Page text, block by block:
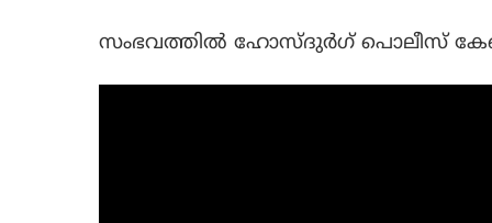
സംഭവത്തിൽ ഹോസ്‌ദുർഗ് പൊലീസ്